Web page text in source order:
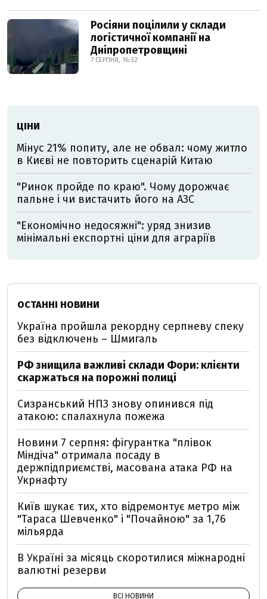
Росіяни поцілили у склади
логістичної компанії на
Дніпропетровщині
7 СЕРПНЯ, 16:32
ЦІНИ
Мінус 21% попиту, але не обвал: чому житло
в Києві не повторить сценарій Китаю
"Ринок пройде по краю". Чому дорожчає
пальне і чи вистачить його на АЗС
"Економічно недосяжні": уряд знизив
мінімальні експортні ціни для аграріїв
ОСТАННІ НОВИНИ
Україна пройшла рекордну серпневу спеку
без відключень – Шмигаль
РФ знищила важливі склади Фори: клієнти
скаржаться на порожні полиці
Сизранський НПЗ знову опинився під
атакою: спалахнула пожежа
Новини 7 серпня: фігурантка "плівок
Міндіча" отримала посаду в
держпідприємстві, масована атака РФ на
Укрнафту
Київ шукає тих, хто відремонтує метро між
"Тараса Шевченко" і "Почайною" за 1,76
мільярда
В Україні за місяць скоротилися міжнародні
валютні резерви
ВСІ НОВИНИ